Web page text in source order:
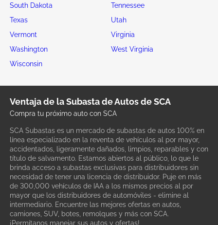
South Dakota
Tennessee
Texas
Utah
Vermont
Virginia
Washington
West Virginia
Wisconsin
Ventaja de la Subasta de Autos de SCA
Compra tu próximo auto con SCA
SCA Subastas es un mercado de subastas de autos 100% en
línea especializado en la reventa de vehículos al por mayor,
accidentados, ligeramente dañados, limpios, reparables y con
título de salvamento. Estamos abiertos al público, lo que le
brinda acceso a subastas exclusivas para distribuidores sin
necesidad de tener una licencia de distribuidor. Puje en más
de 300,000 vehículos de IAA a los mismos precios al por
mayor que los distribuidores de automóviles - elimine al
intermediario. Encuentre las mejores ofertas en autos,
camiones, SUV, botes, remolques y más con SCA.
¡Permítanos manejar sus autos y ofertas!